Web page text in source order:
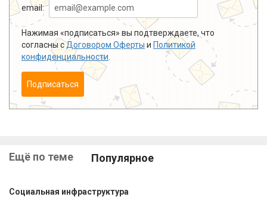
email:
Нажимая «подписаться» вы подтверждаете, что
согласны сДоговором Оферты и Политикой
конфиденциальности
Подписаться
Ещё по теме Популярное
Социальная инфраструктура